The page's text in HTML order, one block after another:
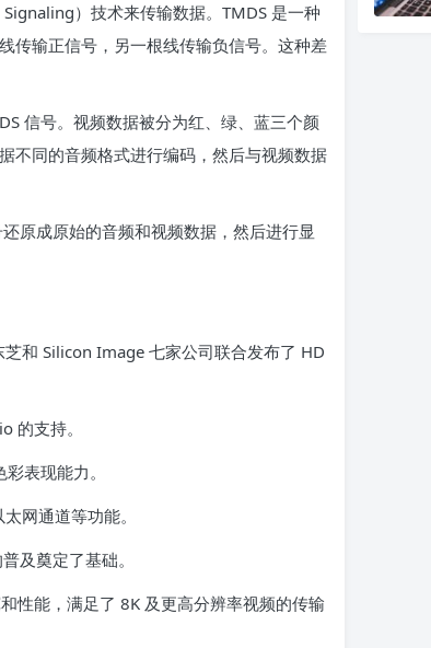
）技术来传输数据。TMDS 是一种
传输正信号，另一根线传输负信号。这种差
信号。视频数据被分为红、绿、蓝三个颜
不同的音频格式进行编码，然后与视频数据
成原始的音频和视频数据，然后进行显
和 Silicon Image 七家公司联合发布了 HD
支持。
表现能力。
网通道等功能。
奠定了基础。
能，满足了 8K 及更高分辨率视频的传输